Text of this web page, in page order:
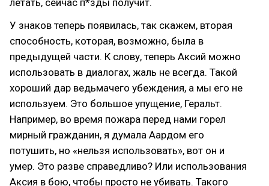
летать, сейчас п*зды получит.
У знаков теперь появилась, так скажем, вторая
способность, которая, возможно, была в
предыдущей части. К слову, теперь Аксий можно
использовать в диалогах, жаль не всегда. Такой
хороший дар ведьмачего убеждения, а мы его не
используем. Это большое упущение, Геральт.
Например, во время пожара перед нами горел
мирный гражданин, я думала Аардом его
потушить, но «нельзя использовать», вот он и
умер. Это разве справедливо? Или использования
Аксия в бою, чтобы просто не убивать. Такого